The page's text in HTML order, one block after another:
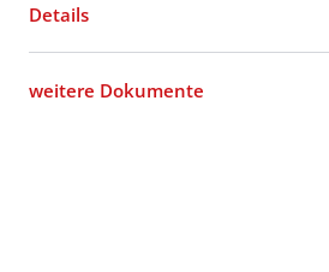
Details
weitere Dokumente